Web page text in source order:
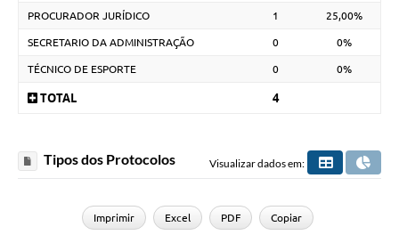
PROCURADOR JURÍDICO 1 25,00%
SECRETARIO DA ADMINISTRAÇÃO 0 0%
TÉCNICO DE ESPORTE 0 0%
TOTAL 4
Tipos dos Protocolos Visualizar dados em:
Imprimir Excel PDF Copiar